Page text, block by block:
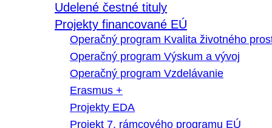
Udelené čestné tituly
Projekty financované EÚ
Operačný program Kvalita životného
Operačný program Výskum a vývoj
Operačný program Vzdelávanie
Erasmus +
Projekty EDA
Projekt 7. rámcového programu EÚ